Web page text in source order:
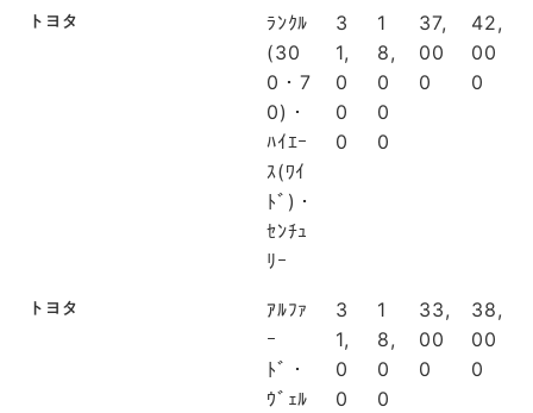
メーカー 車種
ロ
ン
ト
ガ
ス
遮
熱]
右
フ
ロ
ン
ド
＋
遮
熱]
３・
５面
（リ
３・
５面
（リ
トヨタ
ﾗﾝｸﾙ
(30
0・7
0)・
ﾊｲｴｰ
ｽ(ﾜｲ
ﾄﾞ)・
ｾﾝﾁｭ
ﾘｰ
3
1,
0
0
0
1
8,
0
0
0
37,
00
0
42,
00
0
トヨタ
ｱﾙﾌｧ
ｰ
ﾄﾞ・
ｳﾞｪﾙ
3
1,
0
0
1
8,
0
0
33,
00
0
38,
00
0